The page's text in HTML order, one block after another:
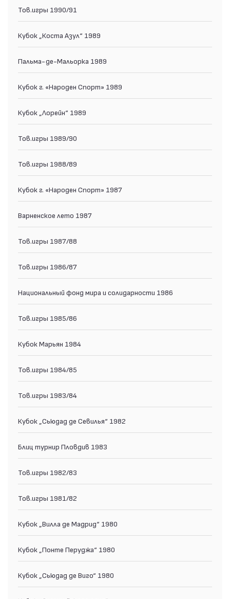
Тов.игры 1990/91
Кубок „Коста Азул“ 1989
Пальма-де-Мальорка 1989
Кубок г. «Народен Спорт» 1989
Кубок „Лорейн“ 1989
Тов.игры 1989/90
Тов.игры 1988/89
Кубок г. «Народен Спорт» 1987
Варненское лето 1987
Тов.игры 1987/88
Тов.игры 1986/87
Национальный фонд мира и солидарности 1986
Тов.игры 1985/86
Кубок Марьян 1984
Тов.игры 1984/85
Тов.игры 1983/84
Кубок „Сьюдад де Севилья“ 1982
Блиц турнир Пловдив 1983
Тов.игры 1982/83
Тов.игры 1981/82
Кубок „Вилла де Мадрид“ 1980
Кубок „Понте Перуджа“ 1980
Кубок „Сьюдад де Виго“ 1980